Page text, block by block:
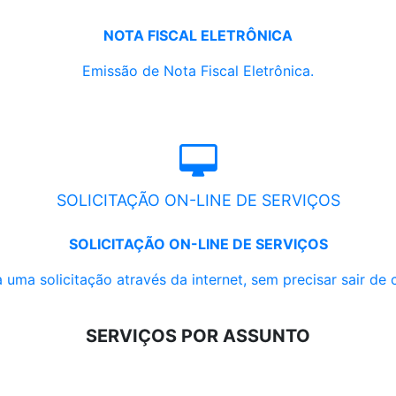
NOTA FISCAL ELETRÔNICA
Emissão de Nota Fiscal Eletrônica.
SOLICITAÇÃO ON-LINE DE SERVIÇOS
SOLICITAÇÃO ON-LINE DE SERVIÇOS
uma solicitação através da internet, sem precisar sair de
SERVIÇOS POR ASSUNTO